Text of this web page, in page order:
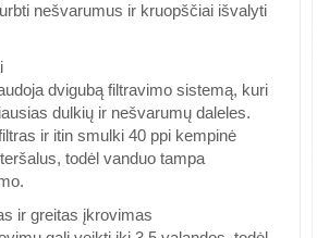
nešvarumus ir kruopščiai išvalyti
dvigubą filtravimo sistemą, kuri
dulkių ir nešvarumų daleles.
ir itin smulki 40 ppi kempinė
todėl vanduo tampa
ir greitas įkrovimas